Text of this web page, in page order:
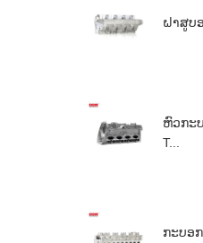
ຝາສູບ
ຫົວກະ
T...
ກະບອ